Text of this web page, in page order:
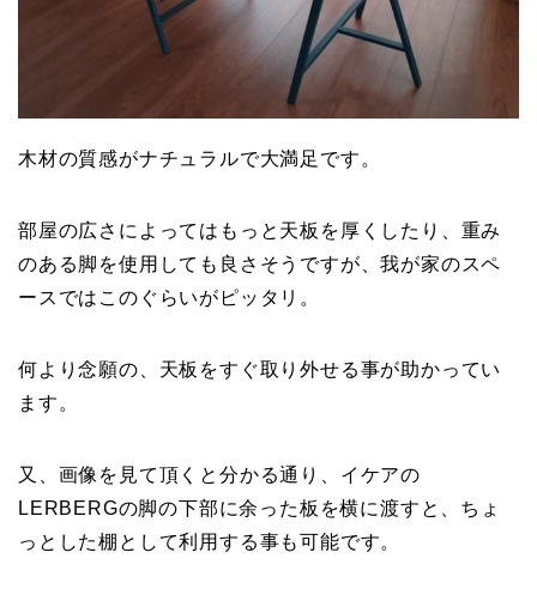
木材の質感がナチュラルで大満足です。
部屋の広さによってはもっと天板を厚くしたり、重み
のある脚を使用しても良さそうですが、我が家のスペ
ースではこのぐらいがピッタリ。
何より念願の、天板をすぐ取り外せる事が助かってい
ます。
又、画像を見て頂くと分かる通り、イケアの
LERBERGの脚の下部に余った板を横に渡すと、ちょ
っとした棚として利用する事も可能です。